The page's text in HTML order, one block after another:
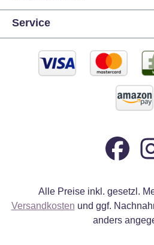
Service
Alle Preise inkl. gesetzl.
Versandkosten und ggf.
anders